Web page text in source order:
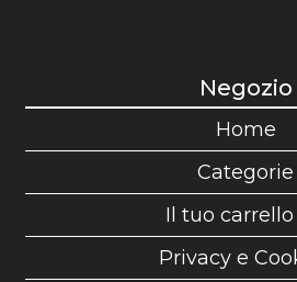
Negozio
Home
Categorie
Il tuo carrello
Privacy e